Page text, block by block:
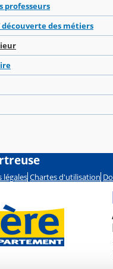
professeurs
des métiers
légales Chartes d'utilisation